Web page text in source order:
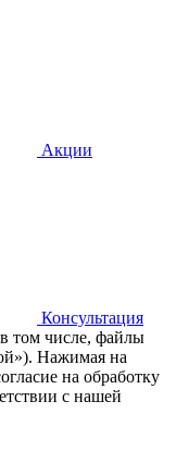
Акции
Консультация
том числе, файлы
Нажимая на
на обработку
с нашей